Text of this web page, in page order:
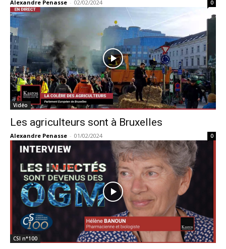
Alexandre Penasse - 02/02/2024 0
Vidéo
Les agriculteurs sont à Bruxelles
Alexandre Penasse - 01/02/2024 0
CSI n°100